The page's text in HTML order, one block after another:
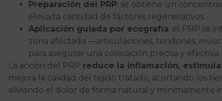
Preparación del PRP: se obtiene un
elevada cantidad de factores regenerativos.
Aplicación guiada por ecografía: el PRP se
zona afectada —articulaciones, tendones,
para asegurar una colocación precisa y efectiva.
La acción del PRP reduce la inflamación,
mejora la calidad del tejido tratado, acortando los
aliviando el dolor de forma natural y mínimamente